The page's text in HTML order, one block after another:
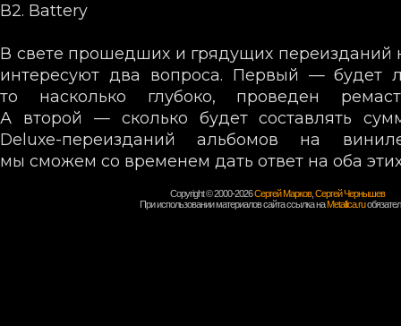
B2. Battery
В свете прошедших и грядущих переизданий
интересуют два вопроса. Первый — будет
то насколько глубоко, проведен
А второй — сколько будет составлять
Deluxe-переизданий альбомов на
мы сможем со временем дать ответ на оба
Copyright © 2000-2026Сергей Марков, Сергей Чернышев
При использовании материалов сайта ссылка наMetallica.ru